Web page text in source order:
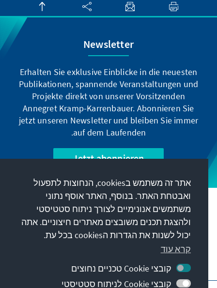
Newsletter
Erhalten Sie exklusive Einblicke in die neuesten
Publikationen, spannende Veranstaltungen und
Projekte direkt von unserer Vorsitzenden
Annegret Kramp-Karrenbauer. Abonnieren Sie
jetzt unseren Newsletter und bleiben Sie immer
auf dem Laufenden.
Jetzt abonnieren
המשימה שלנו
קשר
הצעות נוספות מהקרן
אתר זה משתמש בcookies, הנחוצות לתפעול
ואבטחת האתר. בנוסף, האתר אוסף נתוני
משתמשים אנונימיים לצורך ניתוח סטטיסטי
ולהצגת תכנים משובצים מאתרים חיצוניים. אתה
יכול לשנות את הגדרות הcookies בכל עת.
קרא עוד
קובצי Cookie טכניים נחוצים
קובצי Cookie לניתוח סטטיסטי